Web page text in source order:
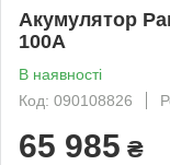
Акумулятор
100A
В наявності
Код: 090108826
65 985 ₴